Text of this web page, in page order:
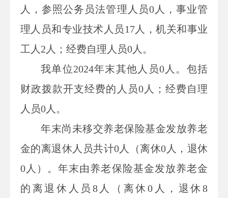
人，参照公务员法管理人员0人 ， 事业管
理人员和专业技术人员 17人，机关和事业
工人 2 人 ；经费自理人员0人 。
我单位2024年末其他人员0人。包括
财政拨款开支经费的人员0人；经费自理
人员0人。
年末尚未移交养老保险基金发放养老
金的离退休人员共计0人 （离休0 人，退休
0 人 ）。年末由养老保险基金发放养老金
的离退休人员 8人 （ 离休 0人，退休 8